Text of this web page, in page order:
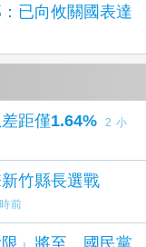
已向攸關國表達
距僅1.64%
2 小
新竹縣長選戰
前
限」將至 國民黨